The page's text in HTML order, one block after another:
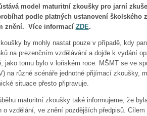
model maturitní zkoušky pro jarní
podle platných ustanovení školského
znění. Více informací ZDE.
by mohly nastat pouze v případě, kdy
na prezenčním vzdělávání a dojde k vydání
jako tomu bylo v loňském roce. MŠMT se ve
na různé scénáře jednotné přijímací zkoušky,
situace přesto připravuje.
maturitní zkoušky také informujeme, že
o vzdělání, ve znění pozdějších předpisů.